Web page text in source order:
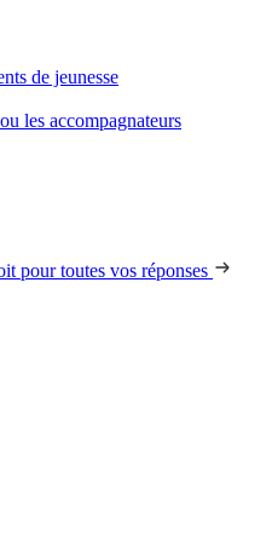
de jeunesse
les accompagnateurs
pour toutes vos réponses